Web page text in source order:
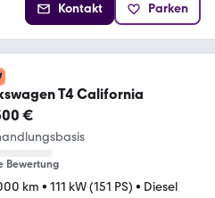
Kontakt Parken
T4 California
€
Bewertung
km • 111 kW (151 PS) • Diesel